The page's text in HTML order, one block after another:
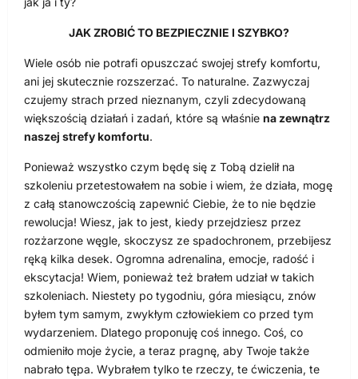
JAK ZROBIĆ TO BEZPIECZNIE I SZYBKO?
Wiele osób nie potrafi opuszczać swojej strefy komfortu,
ani jej skutecznie rozszerzać. To naturalne. Zazwyczaj
czujemy strach przed nieznanym, czyli zdecydowaną
większością działań i zadań, które są właśnie na zewnątrz
naszej strefy komfortu.
Ponieważ wszystko czym będę się z Tobą dzielił na
szkoleniu przetestowałem na sobie i wiem, że działa, mogę
z całą stanowczością zapewnić Ciebie, że to nie będzie
rewolucja! Wiesz, jak to jest, kiedy przejdziesz przez
rozżarzone węgle, skoczysz ze spadochronem, przebijesz
ręką kilka desek. Ogromna adrenalina, emocje, radość i
ekscytacja! Wiem, ponieważ też brałem udział w takich
szkoleniach. Niestety po tygodniu, góra miesiącu, znów
byłem tym samym, zwykłym człowiekiem co przed tym
wydarzeniem. Dlatego proponuję coś innego. Coś, co
odmieniło moje życie, a teraz pragnę, aby Twoje także
nabrało tępa. Wybrałem tylko te rzeczy, te ćwiczenia, te